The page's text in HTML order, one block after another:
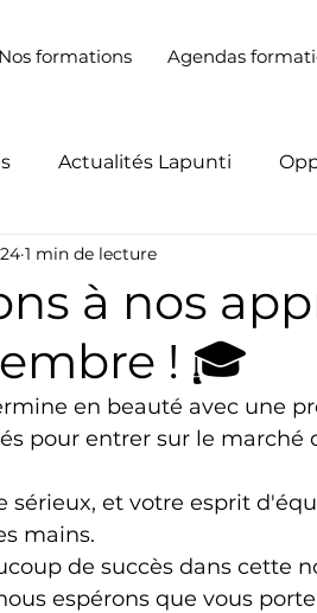
Nos formations Agendas
Actualités Lapunti
à nos
! 🎓
1 min de lecture
en beauté avec une
pour entrer sur le marché
sérieux, et votre esprit
mains.
de succès dans cette
espérons que vous